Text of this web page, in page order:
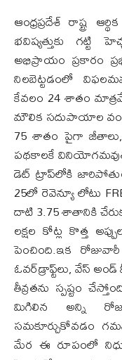
ఆంధ్రప్రదేశ్ రాష్ట్ర
భవిష్యత్తుకు గట్టి
అభిప్రాయం ప్రకారం
నిలబెట్టడంలో
కేవలం 24 శాతం
మౌలిక సదుపాయాల వంటి
75 శాతం పైగా జీతాలు,
పథకాలకే
డెట్ ట్రాప్‌లోకి
25లో రెవెన్యూ లోటు
దాటి 3.75 శాతానికి
లక్షల కోట్ల కొత్త
పెంచింది.ఇక రోజువారీ
ఓవర్‌డ్రాఫ్ట్‌లు, వేస్
తీవ్రతను స్పష్టం
మిగిలిన అన్ని
సమకూర్చుకోవడం
మేర ఈ రూపంలో